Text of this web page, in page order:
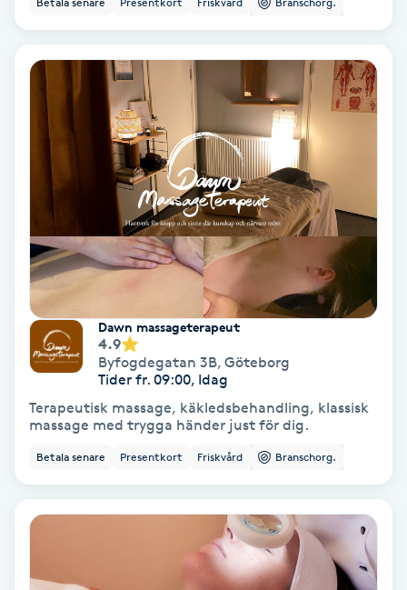
Babylights
Balayage
Bambumassage
Barber
Barnklippning
Dawn massageterapeut
4.9
Byfogdegatan 3B, Göteborg
Tider fr. 09:00, Idag
Terapeutisk massage, käkledsbehandling, klassisk
massage med trygga händer just för dig.
Betala senare Presentkort Friskvård Branschorg.